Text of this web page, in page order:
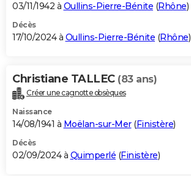
03/11/1942 à Oullins-Pierre-Bénite (Rhône)
Décès
17/10/2024 à Oullins-Pierre-Bénite (Rhône)
Christiane TALLEC (83 ans)
Créer une cagnotte obsèques
Naissance
14/08/1941 à Moëlan-sur-Mer(Finistère)
Décès
02/09/2024 à Quimperlé (Finistère)